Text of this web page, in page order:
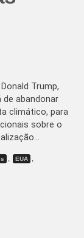
Trump,
abandonar
climático, para
sobre o
EUA